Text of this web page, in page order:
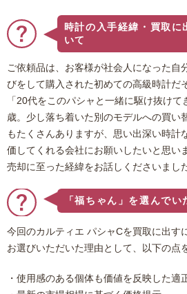
時計の入手経緯・買取に
いて
ご依頼品は、お客様が社会人になった自
びをして購入された初めての高級時計だ
「20代をこのパシャと一緒に駆け抜け
歳。少し落ち着いた別のモデルへの買い
もたくさんありますが、思い出深い時計
価してくれる会社にお願いしたいと思い
売却に至った経緯をお話しくださいました
「福ちゃん」を選んで
今回のカルティエ パシャCを買取に出す
お選びいただいた理由として、以下の点
・使用感のある個体も価値を反映した適